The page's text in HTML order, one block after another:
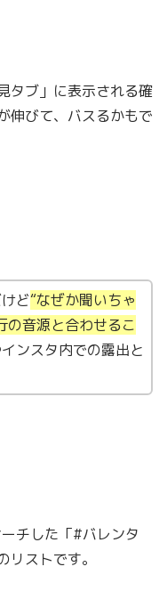
タブ」に表示される確
伸びて、バスるかもで
ど“なぜか聞いちゃ
の音源と合わせるこ
ンスタ内での露出と
チした「#バレンタ
ストです。